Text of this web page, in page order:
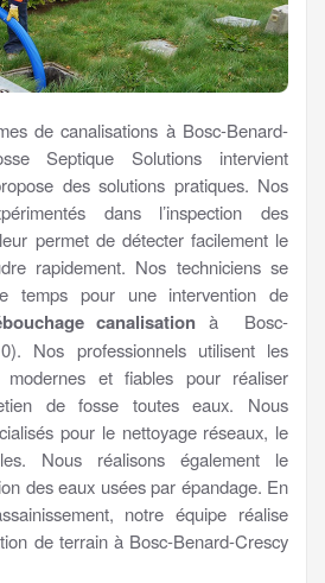
de canalisations à Bosc-Benard-
Septique Solutions intervient
des solutions pratiques. Nos
dans l’inspection des
permet de détecter facilement le
rapidement. Nos techniciens se
temps pour une intervention de
canalisation à Bosc-
Nos professionnels utilisent les
modernes et fiables pour réaliser
de fosse toutes eaux. Nous
pour le nettoyage réseaux, le
Nous réalisons également le
des eaux usées par épandage. En
notre équipe réalise
de terrain à Bosc-Benard-Crescy